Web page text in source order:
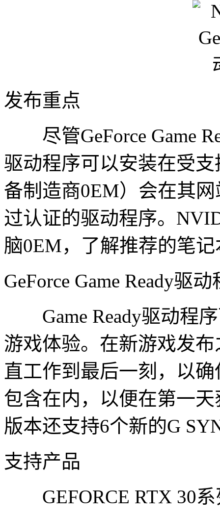
发布重点
尽管GeForce Game
驱动程序可以安装在受
备制造商0EM）会在其
过认证的驱动程序。
脑0EM，了解推荐的笔
GeForce Game Ready驱
Game Ready驱动程序
游戏体验。在新游戏发
直工作到最后一刻，以
包含在内，以便在第一
版本还支持6个新的G
支持产品
GEFORCE RTX 30系